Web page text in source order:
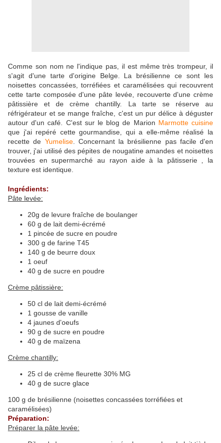
Comme son nom ne l'indique pas, il est même très trompeur, il
s'agit d'une tarte d'origine Belge. La brésilienne ce sont les
noisettes concassées, torréfiées et caramélisées qui recouvrent
cette tarte composée d'une pâte levée, recouverte d'une crème
pâtissière et de crème chantilly. La tarte se réserve au
réfrigérateur et se mange fraîche, c'est un pur délice à déguster
autour d'un café. C'est sur le blog de Marion Marmotte cuisine
que j'ai repéré cette gourmandise, qui a elle-même réalisé la
recette de Yumelise. Concernant la brésilienne pas facile d'en
trouver, j'ai utilisé des pépites de nougatine amandes et noisettes
trouvées en supermarché au rayon aide à la pâtisserie , la
texture est identique.
Ingrédients:
Pâte levée:
20g de levure fraîche de boulanger
60 g de lait demi-écrémé
1 pincée de sucre en poudre
300 g de farine T45
140 g de beurre doux
1 oeuf
40 g de sucre en poudre
Crème pâtissière:
50 cl de lait demi-écrémé
1 gousse de vanille
4 jaunes d'oeufs
90 g de sucre en poudre
40 g de maïzena
Crème chantilly:
25 cl de crème fleurette 30% MG
40 g de sucre glace
100 g de brésilienne (noisettes concassées torréfiées et
caramélisées)
Préparation:
Préparer la pâte levée: